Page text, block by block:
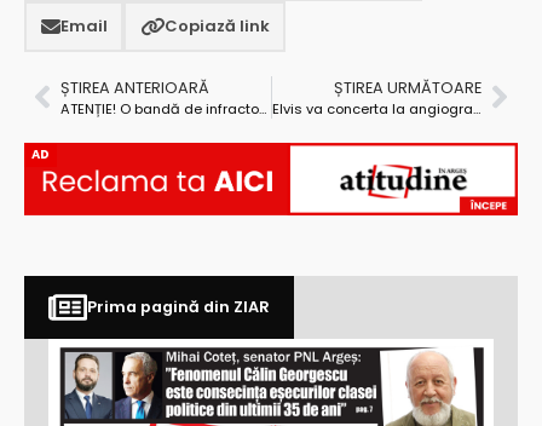
Email Copiază link
ȘTIREA ANTERIOARĂ
ATENȚIE! O bandă de infractori colindă, nestingherită, prin Pitești. Ținta – casele de schimb valutar
ȘTIREA URMĂTOARE
Elvis va concerta la angiograful Spitalului Județean
AD
Prima pagină din ZIAR